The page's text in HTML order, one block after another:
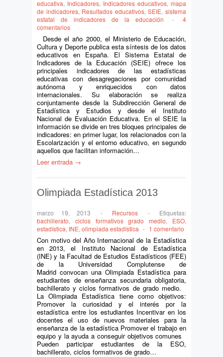
educativa, Indicadores, Indicadores educativos, mapa
de indicadores, Resultados educativos,SEIE,sistema
estatal de indicadores de la educación
-
4
comentarios
Desde el año 2000, el Ministerio de Educación,
Cultura y Deporte publica esta síntesis de los datos
educativos en España. El Sistema Estatal de
Indicadores de la Educación (SEIE) ofrece los
principales indicadores de las estadísticas
educativas con desagregaciones por comunidad
autónoma y enriquecidos con datos
internacionales. Su elaboración se realiza
conjuntamente desde la Subdirección General de
Estadística y Estudios y desde el Instituto
Nacional de Evaluación Educativa. En el SEIE la
información se divide en tres bloques principales de
indicadores: en primer lugar, los relacionados con la
Escolarización y el entorno educativo, en segundo
aquellos que facilitan información…
Leer entrada →
Olimpiada Estadística 2013
marzo 19, 2013 - Recursos -
Etiquetas:
bachillerato, ciclos formativos grado medio, ESO,
estadística, INE, olimpiada estadística - 1 comentario
Con motivo del Año Internacional de la Estadística
en 2013, el Instituto Nacional de Estadística
(INE) y la Facultad de Estudios Estadísticos (FEE)
de la Universidad Complutense de
Madrid convocan una Olimpiada Estadística para
estudiantes de enseñanza secundaria obligatoria,
bachillerato y ciclos formativos de grado medio.
La Olimpiada Estadística tiene como objetivos:
Promover la curiosidad y el interés por la
estadística entre los estudiantes Incentivar en los
docentes el uso de nuevos materiales para la
enseñanza de la estadística Promover el trabajo en
equipo y la ayuda a conseguir objetivos comunes
Pueden participar estudiantes de la ESO,
bachillerato, ciclos formativos de grado…